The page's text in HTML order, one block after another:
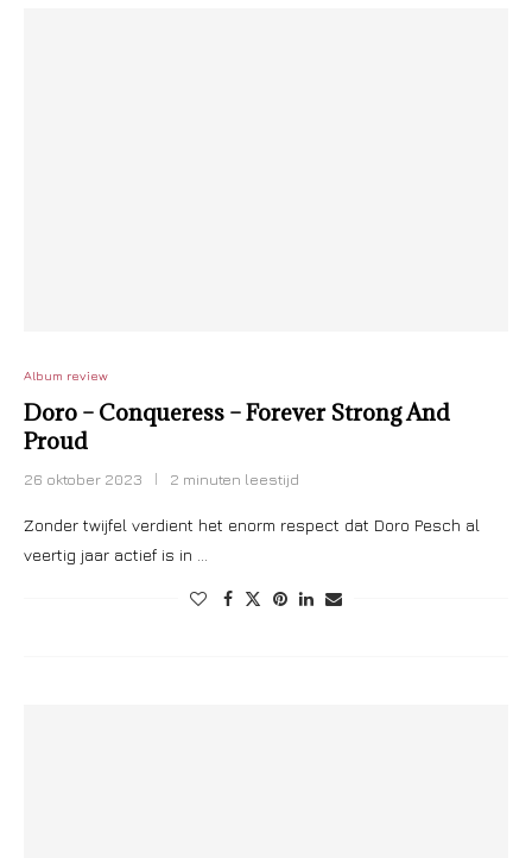
Album review
Doro – Conqueress – Forever Strong And
Proud
26 oktober 2023 2 minuten leestijd
Zonder twijfel verdient het enorm respect dat Doro Pesch al
veertig jaar actief is in …